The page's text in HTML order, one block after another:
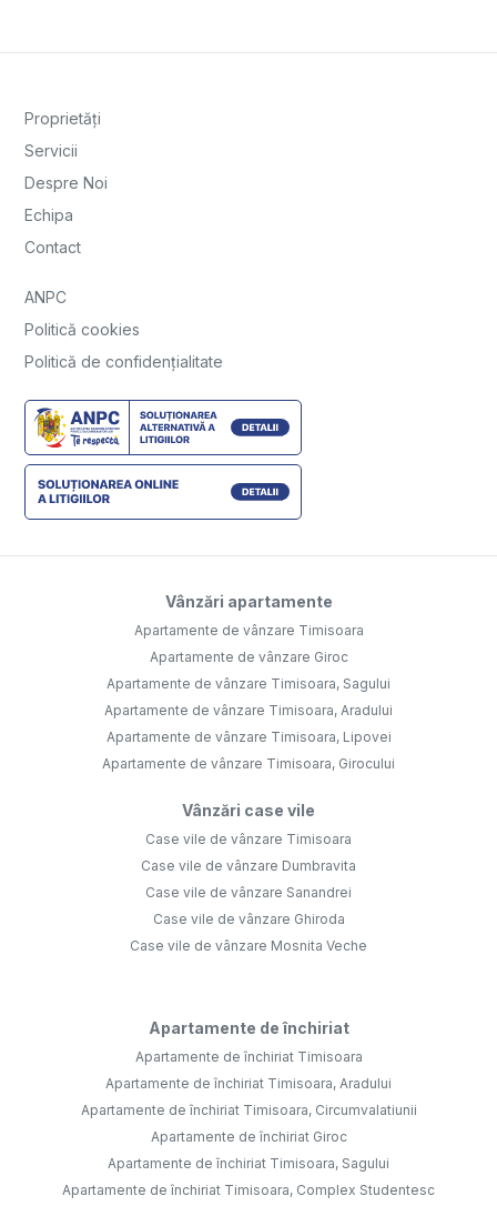
Proprietăți
Servicii
Despre Noi
Echipa
Contact
ANPC
Politică cookies
Politică de confidențialitate
Vânzări apartamente
Apartamente de vânzare Timisoara
Apartamente de vânzare Giroc
Apartamente de vânzare Timisoara, Sagului
Apartamente de vânzare Timisoara, Aradului
Apartamente de vânzare Timisoara, Lipovei
Apartamente de vânzare Timisoara, Girocului
Vânzări case vile
Case vile de vânzare Timisoara
Case vile de vânzare Dumbravita
Case vile de vânzare Sanandrei
Case vile de vânzare Ghiroda
Case vile de vânzare Mosnita Veche
Apartamente de închiriat
Apartamente de închiriat Timisoara
Apartamente de închiriat Timisoara, Aradului
Apartamente de închiriat Timisoara, Circumvalatiunii
Apartamente de închiriat Giroc
Apartamente de închiriat Timisoara, Sagului
Apartamente de închiriat Timisoara, Complex Studentesc